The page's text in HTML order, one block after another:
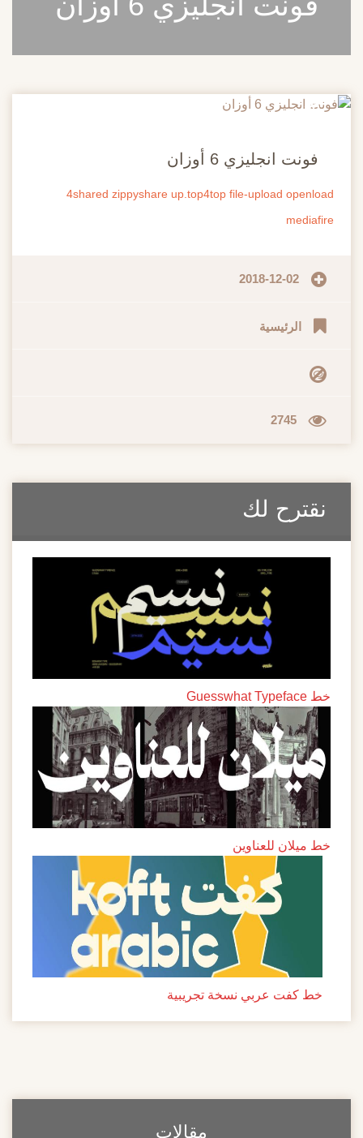
20
فونت انجليزي 6 أوزان
4shared zippyshare up.top4top file-upload openload
mediafire
2018-12-02
الرئيسية
2745
نقترح لك
خط Guesswhat Typeface
خط ميلان للعناوين
خط كفت عربي نسخة تجريبية
مقالات